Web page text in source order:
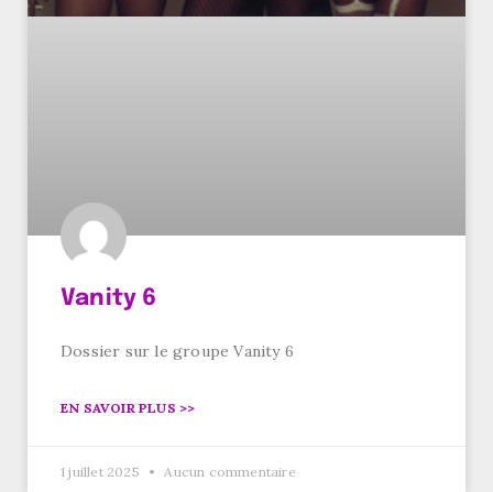
Vanity 6
Dossier sur le groupe Vanity 6
EN SAVOIR PLUS >>
1 juillet 2025 Aucun commentaire